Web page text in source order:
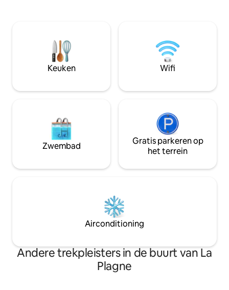
telecabine naar Plagne Centre.
Opzetten met alles wat je mogelijk
nodig zou kunnen hebben tijdens je
skivakantie!
gezien. Bedden
aankomst,
inbegrepen.
november 2024
Keuken Wifi
Zwembad
Gratis parkeren op
het terrein
Airconditioning
Andere trekpleisters in de buurt van La
Plagne